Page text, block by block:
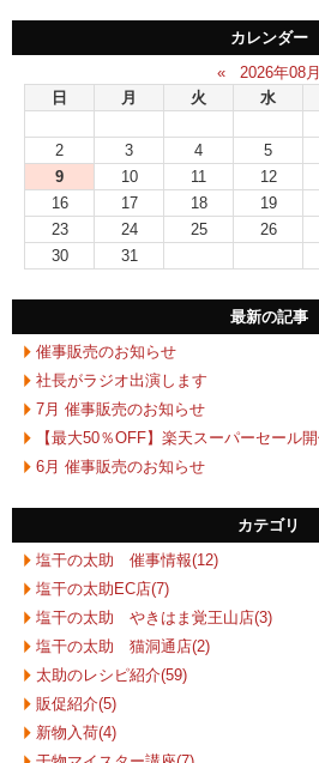
カレンダー
«
2026年08月
日
月 火 水
2
3 4 5
9
10 11 12
16
17 18 19
23
24 25 26
30
31
最新の記事
催事販売のお知らせ
社長がラジオ出演します
7月 催事販売のお知らせ
【最大50％OFF】楽天スーパーセール
6月 催事販売のお知らせ
カテゴリ
塩干の太助 催事情報(12)
塩干の太助EC店(7)
塩干の太助 やきはま覚王山店(3)
塩干の太助 猫洞通店(2)
太助のレシピ紹介(59)
販促紹介(5)
新物入荷(4)